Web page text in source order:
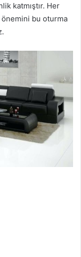
katmıştır. Her
bu oturma